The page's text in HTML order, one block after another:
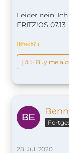
Leider nein.
FRITZ!OS 07.13
Hilfreich? ↆ
[ ☕️✨ Buy me a
28. Juli 2020